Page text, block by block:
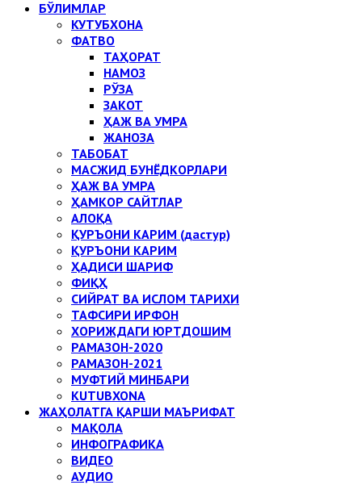
БЎЛИМЛАР
КУТУБХОНА
ФАТВО
ТАҲОРАТ
НАМОЗ
РЎЗА
ЗАКОТ
ҲАЖ ВА УМРА
ЖАНОЗА
ТАБОБАТ
МАСЖИД БУНЁДКОРЛАРИ
ҲАЖ ВА УМРА
ҲАМКОР САЙТЛАР
АЛОҚА
ҚУРЪОНИ КАРИМ (дастур)
ҚУРЪОНИ КАРИМ
ҲАДИСИ ШАРИФ
ФИҚҲ
СИЙРАТ ВА ИСЛОМ ТАРИХИ
ТАФСИРИ ИРФОН
ХОРИЖДАГИ ЮРТДОШИМ
РАМАЗОН-2020
РАМАЗОН-2021
МУФТИЙ МИНБАРИ
KUTUBXONA
ЖАҲОЛАТГА ҚАРШИ МАЪРИФАТ
МАҚОЛА
ИНФОГРАФИКА
ВИДЕО
АУДИО